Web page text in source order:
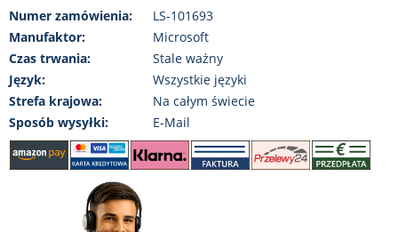
Numer zamówienia:
LS-101693
Manufaktor:
Microsoft
Czas trwania:
Stale ważny
Język:
Wszystkie języki
Strefa krajowa:
Na całym świecie
Sposób wysyłki:
E-Mail